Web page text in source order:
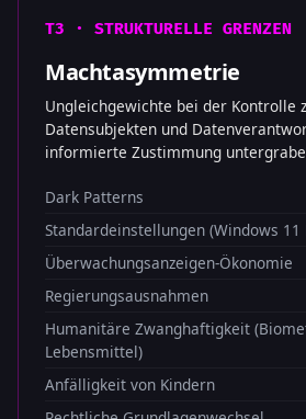
T3 · STRUKTURELLE GRENZEN
Machtasymmetrie
Ungleichgewichte bei der Kontrolle
Datensubjekten und
informierte Zustimmung
Dark Patterns
Standardeinstellungen (Windows 11
Überwachungsanzeigen-Ökonomie
Regierungsausnahmen
Humanitäre Zwanghaftigkeit
Lebensmittel)
Anfälligkeit von Kindern